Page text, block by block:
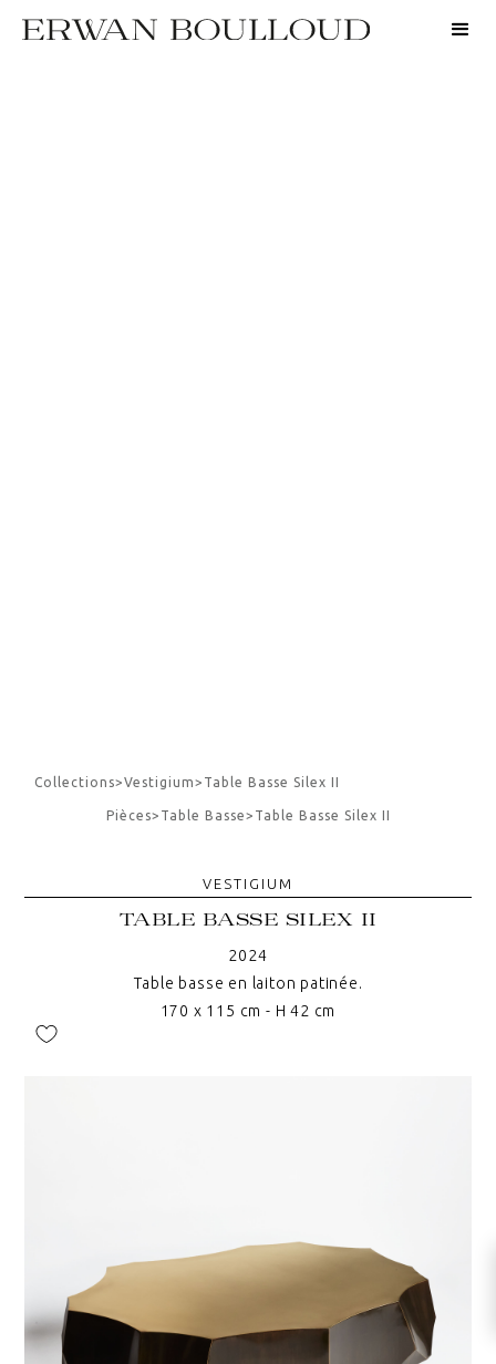
Collections>Vestigium> Table Basse Silex II
Pièces> Table Basse> Table Basse Silex II
VESTIGIUM
TABLE BASSE SILEX II
2024
Table basse en laiton patinée.
170 x 115 cm - H 42 cm